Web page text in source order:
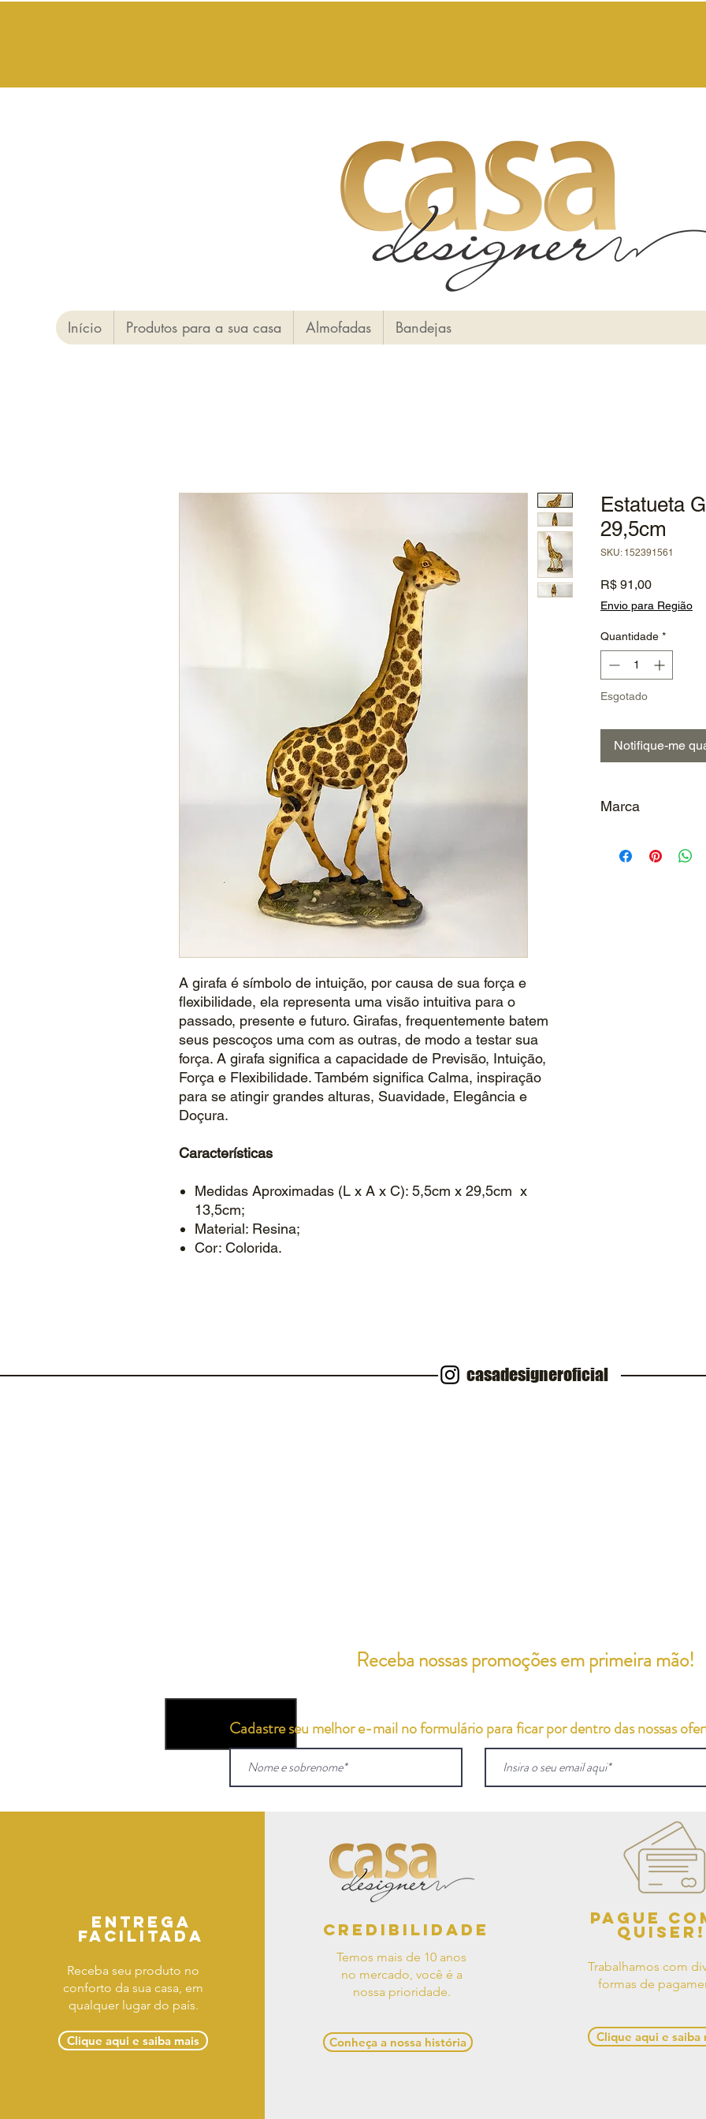
Início Produtos para a sua casa Almofadas Bandejas
A girafa é símbolo de intuição, por causa de sua força e
flexibilidade, ela representa uma visão intuitiva para o
passado, presente e futuro. Girafas, frequentemente batem
seus pescoços uma com as outras, de modo a testar sua
força. A girafa significa a capacidade de Previsão, Intuição,
Força e Flexibilidade. Também significa Calma, inspiração
para se atingir grandes alturas, Suavidade, Elegância e
Doçura.
Características
Medidas Aproximadas (L x A x C): 5,5cm x 29,5cm x
13,5cm;
Material: Resina;
Cor: Colorida.
Estatueta
29,5cm
SKU: 152391561
R$ 91,00Preço
Envio para Região
Quantidade *
Esgotado
Notifique-me
Marca
casadesigneroficial
Cadastre seu melhor e-mail no formulário para ficar por dentro das nossas
Receba nossas promoções em primeira mão!
Entrega
facilitada
Receba seu produto no
conforto da sua casa, em
qualquer lugar do país.
Clique aqui e saiba mais
Credibilidade
Temos mais de 10 anos
no mercado, você é a
nossa prioridade.
Conheça a nossa história
Pague
quiser!
Trabalhamos com
formas de
Clique aqui e saiba